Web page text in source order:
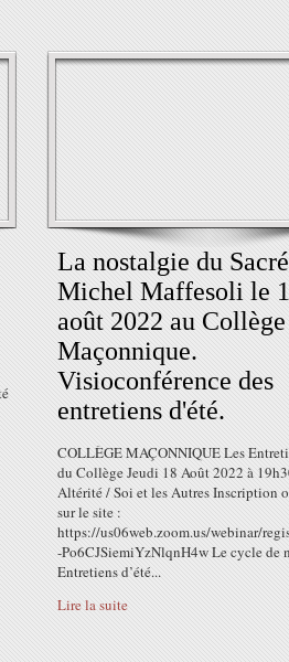
La nostalgie du
Michel Maffesoli le
août 2022 au Collège
Maçonnique.
Visioconférence des
entretiens d'été.
COLLÈGE MAÇONNIQUE Les
du Collège Jeudi 18 Août 2022 à
Altérité / Soi et les Autres Inscription
sur le site :
https://us06web.zoom.us/webinar/
-Po6CJSiemiYzNlqnH4w Le cycle de
Entretiens d’été...
Lire la suite